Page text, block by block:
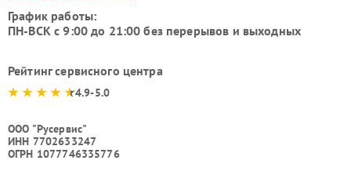
График работы:
ПН-ВСК с 9:00 до 21:00 без перерывов и выходных
Рейтинг сервисного центра
4.9-5.0
ООО "Русервис"
ИНН 7702633247
ОГРН 1077746335776